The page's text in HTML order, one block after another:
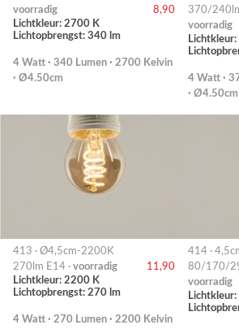
voorradig
8,90
Lichtkleur: 2700 K
Lichtopbrengst: 340 lm
4 Watt · 340 Lumen · 2700 Kelvin
· Ø4.50cm
370/
voorradig
4 Watt ·
· Ø4.50cm
413 · Ø4,5cm-2200K
270lm E14 · voorradig
11,90
Lichtkleur: 2200 K
Lichtopbrengst: 270 lm
4 Watt · 270 Lumen · 2200 Kelvin
414 ·
80/170/
voorradig